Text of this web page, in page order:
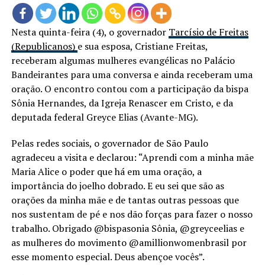
Nesta quinta-feira (4), o governador Tarcísio de Freitas
(Republicanos) e sua esposa, Cristiane Freitas,
receberam algumas mulheres evangélicas no Palácio
Bandeirantes para uma conversa e ainda receberam uma
oração. O encontro contou com a participação da bispa
Sônia Hernandes, da Igreja Renascer em Cristo, e da
deputada federal Greyce Elias (Avante-MG).
Pelas redes sociais, o governador de São Paulo
agradeceu a visita e declarou: “Aprendi com a minha mãe
Maria Alice o poder que há em uma oração, a
importância do joelho dobrado. E eu sei que são as
orações da minha mãe e de tantas outras pessoas que
nos sustentam de pé e nos dão forças para fazer o nosso
trabalho. Obrigado @bispasonia Sônia, @greyceelias e
as mulheres do movimento @amillionwomenbrasil por
esse momento especial. Deus abençoe vocês”.